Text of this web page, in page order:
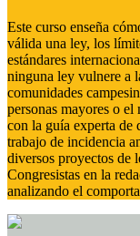
Este curso enseña
válida una ley, los
estándares
ninguna ley vulnere a
comunidades
personas mayores o el
con la guía experta de
trabajo de incidencia
diversos proyectos de
Congresistas en la
analizando el